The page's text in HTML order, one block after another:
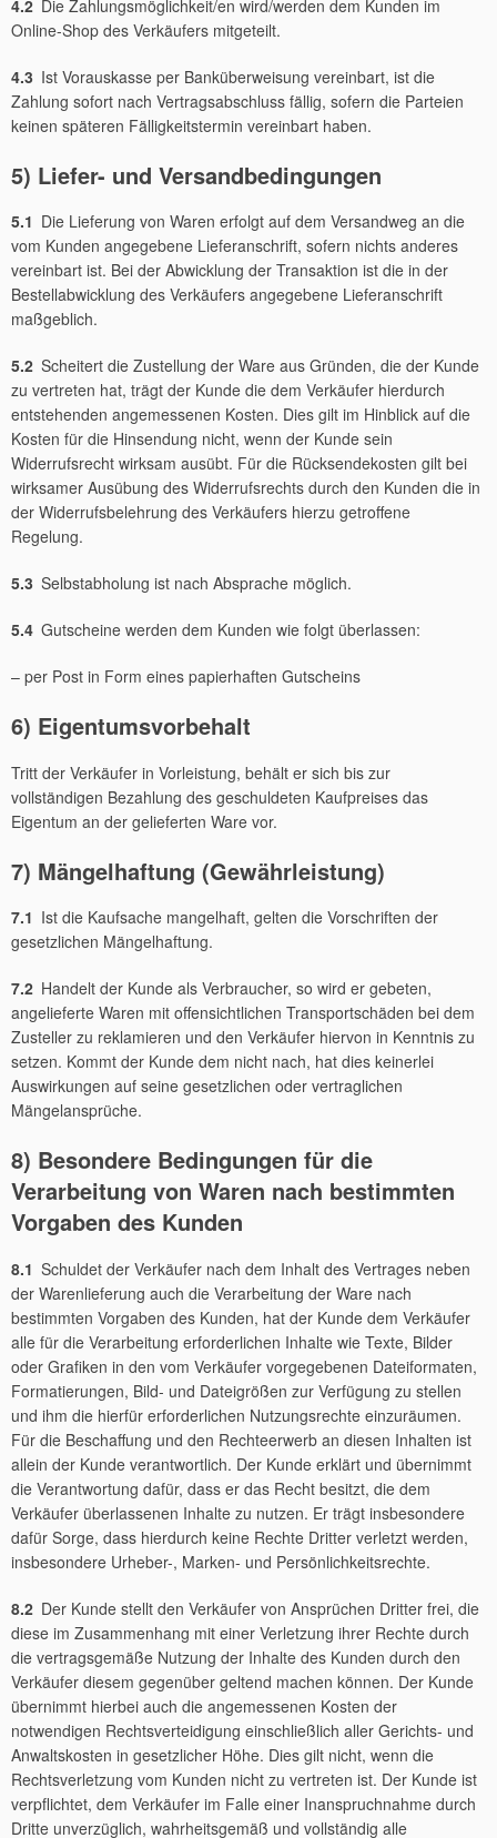
4.2 Die Zahlungsmöglichkeit/en wird/werden dem Kunden im
Online-Shop des Verkäufers mitgeteilt.
4.3 Ist Vorauskasse per Banküberweisung vereinbart, ist die
Zahlung sofort nach Vertragsabschluss fällig, sofern die Parteien
keinen späteren Fälligkeitstermin vereinbart haben.
5) Liefer- und Versandbedingungen
5.1 Die Lieferung von Waren erfolgt auf dem Versandweg an die
vom Kunden angegebene Lieferanschrift, sofern nichts anderes
vereinbart ist. Bei der Abwicklung der Transaktion ist die in der
Bestellabwicklung des Verkäufers angegebene Lieferanschrift
maßgeblich.
5.2 Scheitert die Zustellung der Ware aus Gründen, die der Kunde
zu vertreten hat, trägt der Kunde die dem Verkäufer hierdurch
entstehenden angemessenen Kosten. Dies gilt im Hinblick auf die
Kosten für die Hinsendung nicht, wenn der Kunde sein
Widerrufsrecht wirksam ausübt. Für die Rücksendekosten gilt bei
wirksamer Ausübung des Widerrufsrechts durch den Kunden die in
der Widerrufsbelehrung des Verkäufers hierzu getroffene
Regelung.
5.3 Selbstabholung ist nach Absprache möglich.
5.4 Gutscheine werden dem Kunden wie folgt überlassen:
– per Post in Form eines papierhaften Gutscheins
6) Eigentumsvorbehalt
Tritt der Verkäufer in Vorleistung, behält er sich bis zur
vollständigen Bezahlung des geschuldeten Kaufpreises das
Eigentum an der gelieferten Ware vor.
7) Mängelhaftung (Gewährleistung)
7.1 Ist die Kaufsache mangelhaft, gelten die Vorschriften der
gesetzlichen Mängelhaftung.
7.2 Handelt der Kunde als Verbraucher, so wird er gebeten,
angelieferte Waren mit offensichtlichen Transportschäden bei dem
Zusteller zu reklamieren und den Verkäufer hiervon in Kenntnis zu
setzen. Kommt der Kunde dem nicht nach, hat dies keinerlei
Auswirkungen auf seine gesetzlichen oder vertraglichen
Mängelansprüche.
8) Besondere Bedingungen für die
Verarbeitung von Waren nach bestimmten
Vorgaben des Kunden
8.1 Schuldet der Verkäufer nach dem Inhalt des Vertrages neben
der Warenlieferung auch die Verarbeitung der Ware nach
bestimmten Vorgaben des Kunden, hat der Kunde dem Verkäufer
alle für die Verarbeitung erforderlichen Inhalte wie Texte, Bilder
oder Grafiken in den vom Verkäufer vorgegebenen Dateiformaten,
Formatierungen, Bild- und Dateigrößen zur Verfügung zu stellen
und ihm die hierfür erforderlichen Nutzungsrechte einzuräumen.
Für die Beschaffung und den Rechteerwerb an diesen Inhalten ist
allein der Kunde verantwortlich. Der Kunde erklärt und übernimmt
die Verantwortung dafür, dass er das Recht besitzt, die dem
Verkäufer überlassenen Inhalte zu nutzen. Er trägt insbesondere
dafür Sorge, dass hierdurch keine Rechte Dritter verletzt werden,
insbesondere Urheber-, Marken- und Persönlichkeitsrechte.
8.2 Der Kunde stellt den Verkäufer von Ansprüchen Dritter frei, die
diese im Zusammenhang mit einer Verletzung ihrer Rechte durch
die vertragsgemäße Nutzung der Inhalte des Kunden durch den
Verkäufer diesem gegenüber geltend machen können. Der Kunde
übernimmt hierbei auch die angemessenen Kosten der
notwendigen Rechtsverteidigung einschließlich aller Gerichts- und
Anwaltskosten in gesetzlicher Höhe. Dies gilt nicht, wenn die
Rechtsverletzung vom Kunden nicht zu vertreten ist. Der Kunde ist
verpflichtet, dem Verkäufer im Falle einer Inanspruchnahme durch
Dritte unverzüglich, wahrheitsgemäß und vollständig alle